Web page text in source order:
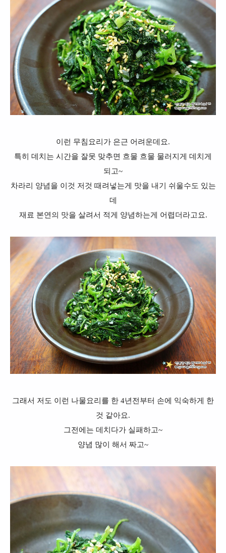
이런 무침요리가 은근 어려운데요.
특히 데치는 시간을 잘못 맞추면 흐물 흐물 물러지게 데치게
되고~
차라리 양념을 이것 저것 때려넣는게 맛을 내기 쉬울수도 있는
데
재료 본연의 맛을 살려서 적게 양념하는게 어렵더라고요.
그래서 저도 이런 나물요리를 한 4년전부터 손에 익숙하게 한
것 같아요.
그전에는 데치다가 실패하고~
양념 많이 해서 짜고~